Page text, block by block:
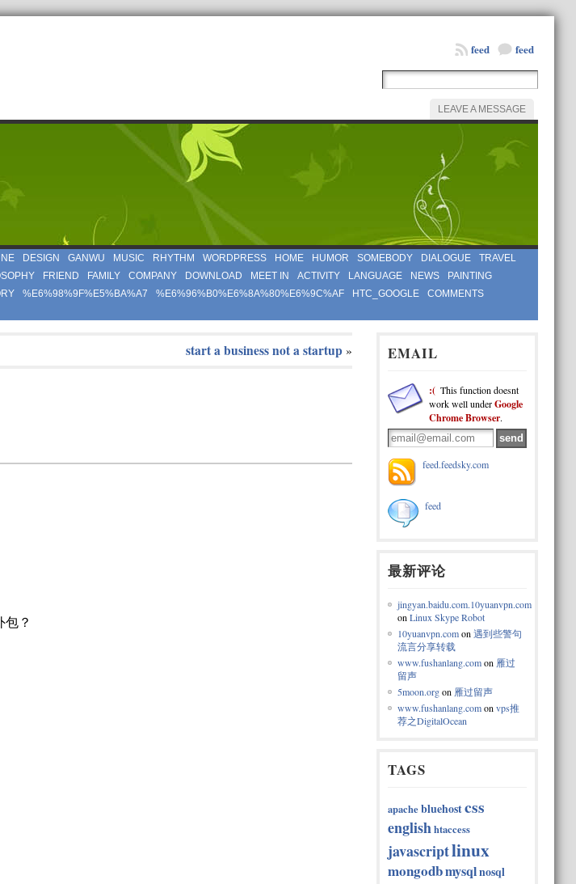
feed
feed
LEAVE A MESSAGE
DESIGN GANWU MUSIC RHYTHM WORDPRESS HOME HUMOR SOMEBODY DIALOGUE
TRAVEL
FRIEND FAMILY COMPANY DOWNLOAD MEET IN ACTIVITY LANGUAGE NEWS
PAINTING
%E6%98%9F%E5%BA%A7 %E6%96%B0%E6%8A%80%E6%9C%AF HTC_GOOGLE
COMMENTS
start a business not a startup »
？
EMAIL
:( This function doesnt
work well underGoogle
Chrome Browser.
feed.feedsky.com
feed
最新评论
jingyan.baidu.com.10yuanvpn.com
onLinux Skype Robot
10yuanvpn.comon遇到些警句
流言分享转载
www.fushanlang.comon 雁过
留声
5moon.orgon 雁过留声
www.fushanlang.comonvps推
荐之DigitalOcean
TAGS
apachebluehostcss
englishhtaccess
javascriptlinux
mongodbmysqlnosql